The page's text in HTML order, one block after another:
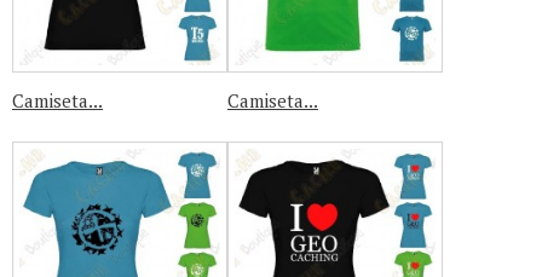
Camiseta... Camiseta...